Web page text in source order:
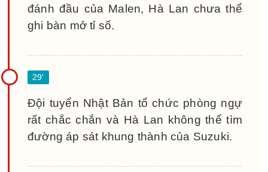
đánh đầu của Malen, Hà Lan chưa thể
ghi bàn mở tỉ số.
Đội tuyển Nhật Bản tổ chức phòng ngự
rất chắc chắn và Hà Lan không thể tìm
đường áp sát khung thành của Suzuki.